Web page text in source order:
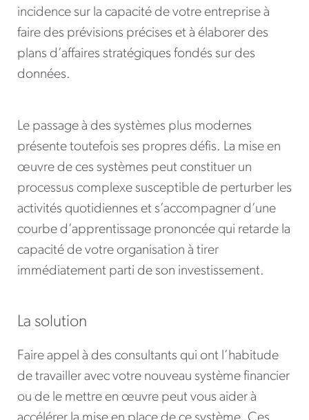
incidence sur la capacité de votre entreprise à
faire des prévisions précises et à élaborer des
plans d’affaires stratégiques fondés sur des
données.
Le passage à des systèmes plus modernes
présente toutefois ses propres défis. La mise en
œuvre de ces systèmes peut constituer un
processus complexe susceptible de perturber les
activités quotidiennes et s’accompagner d’une
courbe d’apprentissage prononcée qui retarde la
capacité de votre organisation à tirer
immédiatement parti de son investissement.
La solution
Faire appel à des consultants qui ont l’habitude
de travailler avec votre nouveau système financier
ou de le mettre en œuvre peut vous aider à